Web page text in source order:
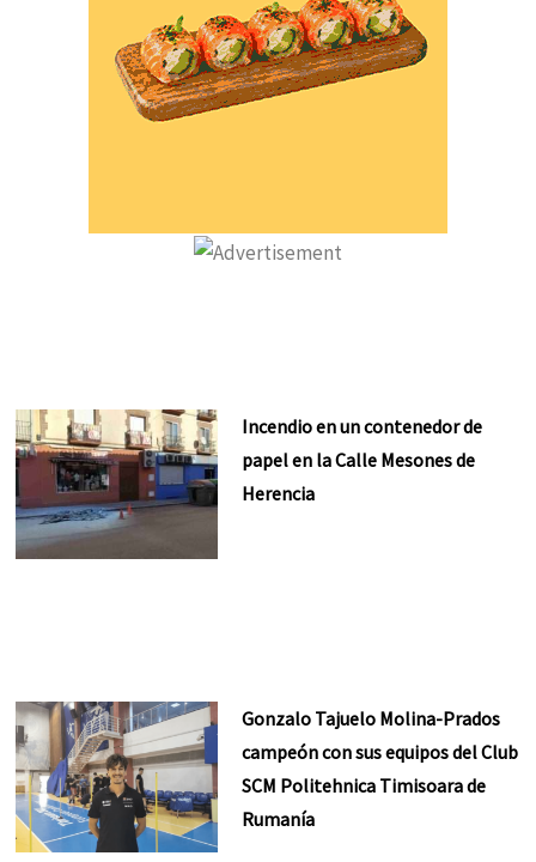
Incendio en un contenedor de
papel en la Calle Mesones de
Herencia
Gonzalo Tajuelo Molina-Prados
campeón con sus equipos del Club
SCM Politehnica Timisoara de
Rumanía